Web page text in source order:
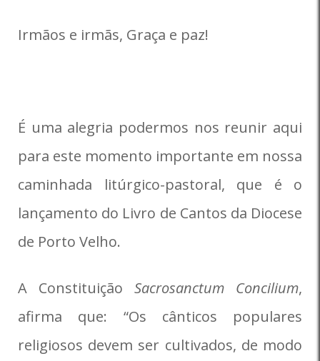
Irmãos e irmãs, Graça e paz!
É uma alegria podermos nos reunir aqui
para este momento importante em nossa
caminhada litúrgico-pastoral, que é o
lançamento do Livro de Cantos da Diocese
de Porto Velho.
A Constituição Sacrosanctum Concilium,
afirma que: “Os cânticos populares
religiosos devem ser cultivados, de modo